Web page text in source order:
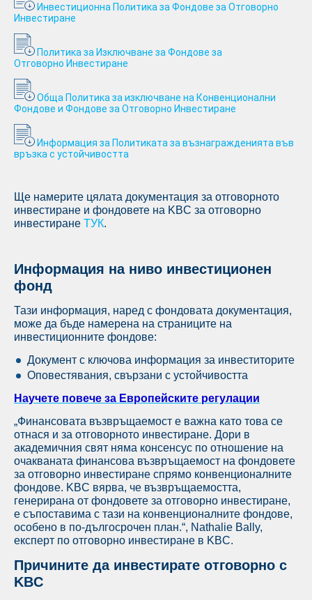
Инвестиционна Политика за Фондове за Отговорно
Инвестиранe
Политика за Изключване за Фондове за
Отговорно Инвестиранe
Обща Политика за изключване на Конвенционални
Фондове и Фондове за Отговорно Инвестиране
Информация за Политиката за възнагражденията във
връзка с устойчивостта
Ще намерите цялата документация за отговорното
инвестиране и фондовете на KBC за отговорно
инвестиране ТУК.
Информация на ниво инвестиционен
фонд
Тази информация, наред с фондовата документация,
може да бъде намерена на страниците на
инвестиционните фондове:
Документ с ключова информация за инвеститорите
Оповестявания, свързани с устойчивостта
Научете повече за Европейските регулации
„Финансовата възвръщаемост е важна като това се
отнася и за отговорното инвестиране. Дори в
академичния свят няма консенсус по отношение на
очакваната финансова възвръщаемост на фондовете
за отговорно инвестиране спрямо конвенционалните
фондове. KBC вярва, че възвръщаемостта,
генерирана от фондовете за отговорно инвестиране,
е съпоставима с тази на конвенционалните фондове,
особено в по-дългосрочен план.“, Nathalie Bally,
експерт по отговорно инвестиране в KBC.
Причините да инвестирате отговорно с
KBC